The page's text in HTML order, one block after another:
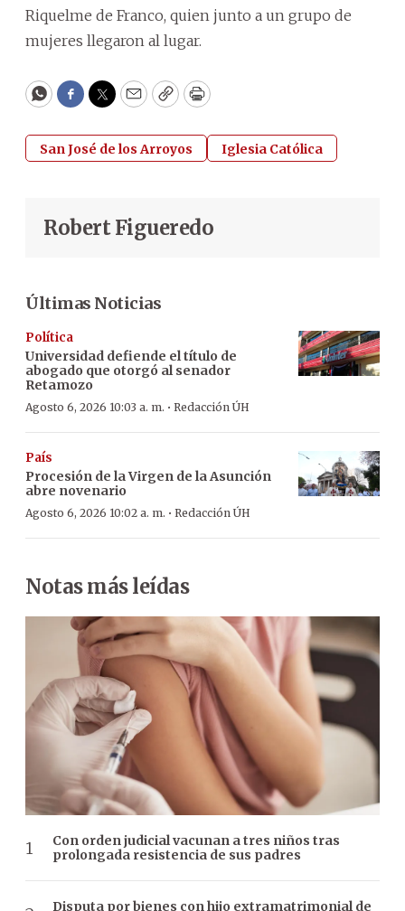
Riquelme de Franco, quien junto a un grupo de
mujeres llegaron al lugar.
WhatsApp
Facebook
Twitter
EmailCopyPrint
San José de los Arroyos Iglesia Católica
Robert Figueredo
Últimas Noticias
Política
Universidad defiende el título de
abogado que otorgó al senador
Retamozo
Agosto 6, 2026 10:03 a. m. · Redacción ÚH
País
Procesión de la Virgen de la Asunción
abre novenario
Agosto 6, 2026 10:02 a. m. · Redacción ÚH
Notas más leídas
Con orden judicial vacunan a tres niños tras
prolongada resistencia de sus padres
Disputa por bienes con hijo extramatrimonial de